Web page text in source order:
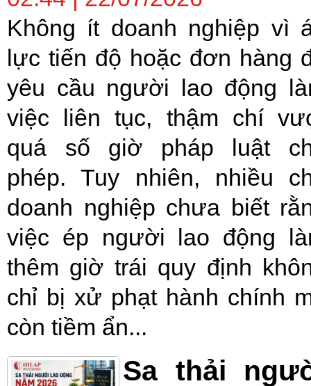
Không ít doanh nghiệp vì
lực tiến độ hoặc đơn hàng
yêu cầu người lao động
việc liên tục, thậm chí
quá số giờ pháp luật
phép. Tuy nhiên, nhiều
doanh nghiệp chưa biết
việc ép người lao động
thêm giờ trái quy định
chỉ bị xử phạt hành chính
còn tiềm ẩn...
Sa thải